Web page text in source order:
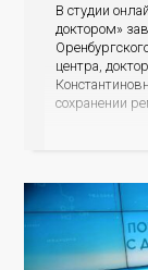
В студии
доктором»
центра,
сохранении